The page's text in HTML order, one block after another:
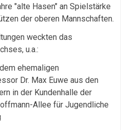
"alte Hasen" an Spielstärke
der oberen Mannschaften.
weckten das
u.a.:
ehemaligen
Dr. Max Euwe aus den
in der Kundenhalle der
Allee für Jugendliche